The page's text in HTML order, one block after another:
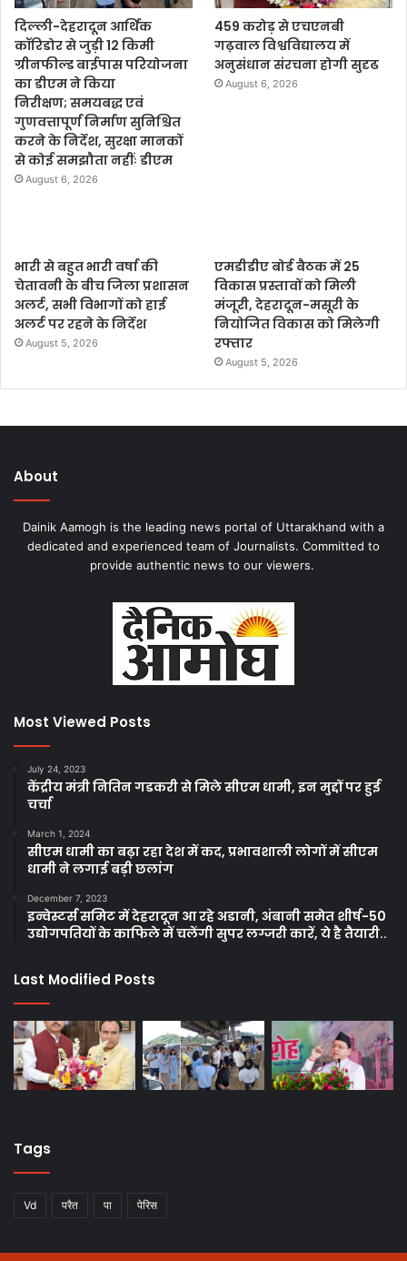
दिल्ली-देहरादून आर्थिक
कॉरिडोर से जुड़ी 12 किमी
ग्रीनफील्ड बाईपास परियोजना
का डीएम ने किया
निरीक्षण; समयबद्ध एवं
गुणवत्तापूर्ण निर्माण सुनिश्चित
करने के निर्देश, सुरक्षा मानकों
से कोई समझौता नहींः डीएम
August 6, 2026
459 करोड़ से एचएनबी
गढ़वाल विश्वविद्यालय में
अनुसंधान संरचना होगी सुदृढ
August 6, 2026
भारी से बहुत भारी वर्षा की
चेतावनी के बीच जिला प्रशासन
अलर्ट, सभी विभागों को हाई
अलर्ट पर रहने के निर्देश
August 5, 2026
एमडीडीए बोर्ड बैठक में 25
विकास प्रस्तावों को मिली
मंजूरी, देहरादून-मसूरी के
नियोजित विकास को मिलेगी
रफ्तार
August 5, 2026
About
Dainik Aamogh is the leading news portal of Uttarakhand with a
dedicated and experienced team of Journalists. Committed to
provide authentic news to our viewers.
Most Viewed Posts
July 24, 2023
केंद्रीय मंत्री नितिन गडकरी से मिले सीएम धामी, इन मुद्दों पर हुई
चर्चा
March 1, 2024
सीएम धामी का बढ़ा रहा देश में कद, प्रभावशाली लोगों में सीएम
धामी ने लगाई बड़ी छलांग
December 7, 2023
इन्वेस्टर्स समिट में देहरादून आ रहे अडानी, अंबानी समेत शीर्ष-50
उद्योगपतियों के काफिले में चलेंगी सुपर लग्जरी कारें, ये है तैयारी..
Last Modified Posts
Tags
Vd परैत पा पेरिस